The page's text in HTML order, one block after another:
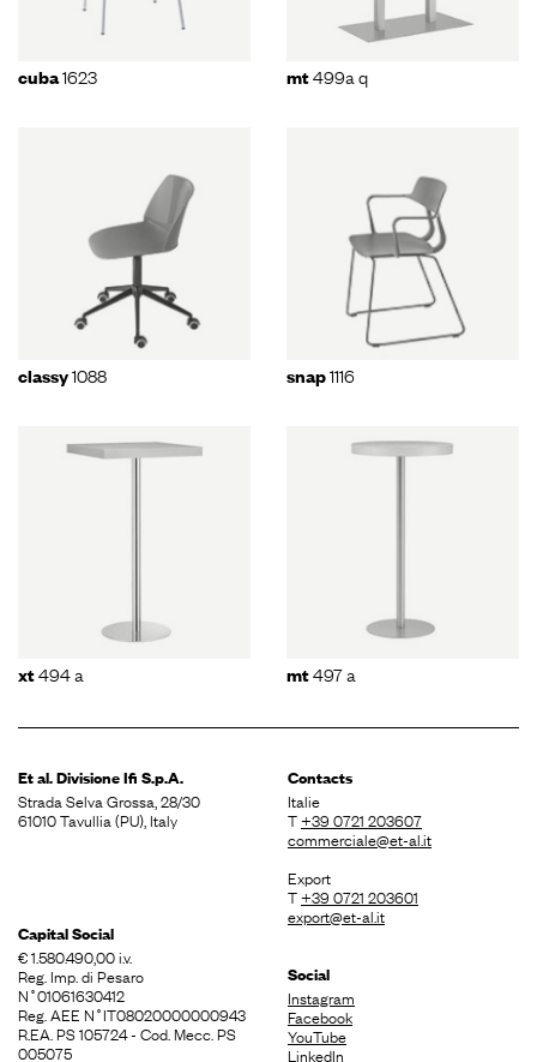
cuba1623 mt499a q
classy1088 snap1116
xt494 a mt497 a
Et al. DivisioneIfi S.p.A.
Strada Selva Grossa, 28/30
61010 Tavullia (PU), Italy
Capital Social
€ 1.580.490,00 i.v.
Reg. Imp. di Pesaro
N˚01061630412
Reg. AEE N˚IT08020000000943
R.EA. PS 105724 - Cod. Mecc. PS
005075
Contacts
Italie
T+39 0721 203607
commerciale@et-al.it
Export
T+39 0721 203601
export@et-al.it
Social
Instagram
Facebook
YouTube
LinkedIn